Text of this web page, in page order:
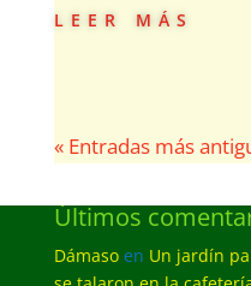
leer más
« Entradas más
Últimos
Dámasoen Un jardín